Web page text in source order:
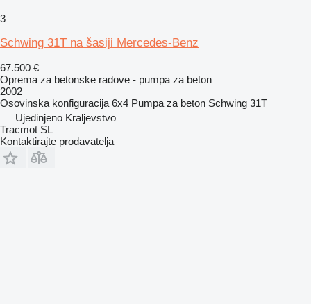
3
Schwing 31T na šasiji Mercedes-Benz
67.500 €
Oprema za betonske radove - pumpa za beton
2002
Osovinska konfiguracija 6x4 Pumpa za beton Schwing 31T
Ujedinjeno Kraljevstvo
Tracmot SL
Kontaktirajte prodavatelja